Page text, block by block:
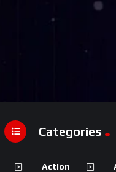
Categories
Action